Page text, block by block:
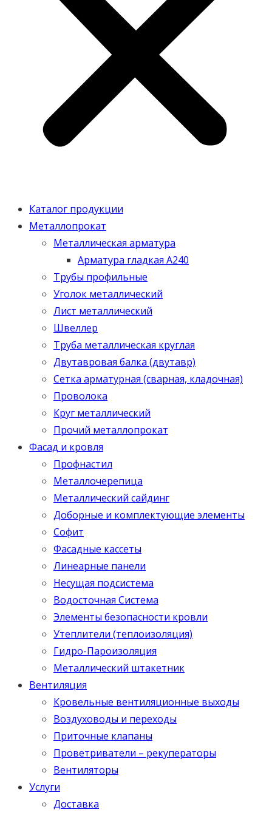
Каталог продукции
Металлопрокат
Металлическая арматура
Арматура гладкая А240
Трубы профильные
Уголок металлический
Лист металлический
Швеллер
Труба металлическая круглая
Двутавровая балка (двутавр)
Сетка арматурная (сварная, кладочная)
Проволока
Круг металлический
Прочий металлопрокат
Фасад и кровля
Профнастил
Металлочерепица
Металлический сайдинг
Доборные и комплектующие элементы
Софит
Фасадные кассеты
Линеарные панели
Несущая подсистема
Водосточная Система
Элементы безопасности кровли
Утеплители (теплоизоляция)
Гидро-Пароизоляция
Металлический штакетник
Вентиляция
Кровельные вентиляционные выходы
Воздуховоды и переходы
Приточные клапаны
Проветриватели – рекуператоры
Вентиляторы
Услуги
Доставка